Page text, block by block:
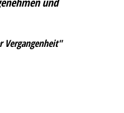
Vergangenheit"